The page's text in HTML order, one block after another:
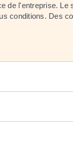
de l'entreprise. Le
conditions. Des